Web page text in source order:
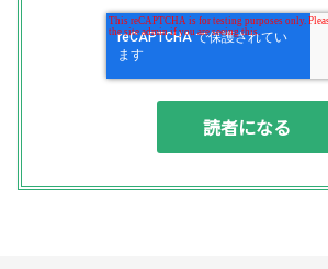
◆個人情報の利用目的
(1) お問い合わせいただいた内容
行、その他業務上必要な事務連絡
(3) ご要望いただいた資料の発送
(4) ダイレクトメール、電子メー